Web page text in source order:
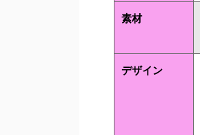
素材
デザイン